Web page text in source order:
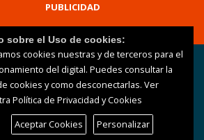
PUBLICIDAD
de uso |Protección de
reservados
sobre el Uso de cookies:
cookies nuestras y de terceros para el
del digital. Puedes consultar la
cookies y como desconectarlas. Ver
Política de Privacidad y Cookies
Aceptar Cookies
Personalizar